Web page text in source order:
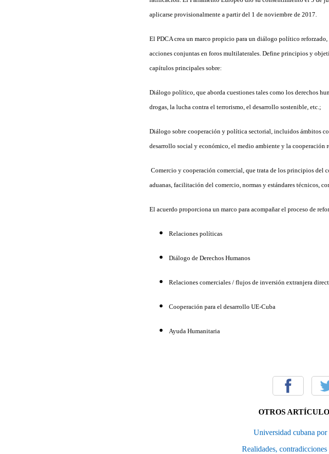
aplicarse provisionalmente a partir del 1 de noviembre de 2017.
El PDCA crea un marco propicio para un diálogo político
acciones conjuntas en foros multilaterales. Define principios y
capítulos principales sobre:
Diálogo político, que aborda cuestiones tales como los derechos
drogas, la lucha contra el terrorismo, el desarrollo sostenible, etc.;
Diálogo sobre cooperación y política sectorial, incluidos ámbitos
desarrollo social y económico, el medio ambiente y la cooperación
Comercio y cooperación comercial, que trata de los principios del
aduanas, facilitación del comercio, normas y estándares técnicos,
El acuerdo proporciona un marco para acompañar el proceso de
Relaciones políticas
Diálogo de Derechos Humanos
Relaciones comerciales / flujos de inversión extranjera
Cooperación para el desarrollo UE-Cuba
Ayuda Humanitaria
OTROS
Universidad cubana
Realidades,